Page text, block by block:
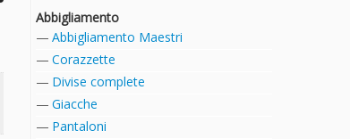
Abbigliamento
Abbigliamento Maestri
Corazzette
Divise complete
Giacche
Pantaloni